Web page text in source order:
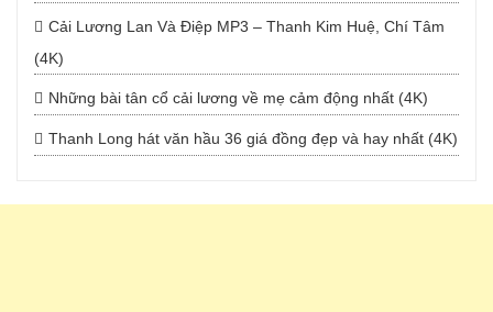
Cải Lương Lan Và Điệp MP3 – Thanh Kim Huệ, Chí Tâm
(4K)
Những bài tân cổ cải lương về mẹ cảm động nhất (4K)
Thanh Long hát văn hầu 36 giá đồng đẹp và hay nhất (4K)